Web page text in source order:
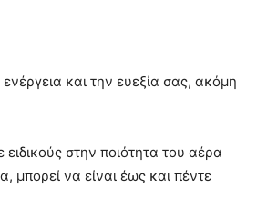
και την ευεξία σας, ακόμη
στην ποιότητα του αέρα
μπορεί να είναι έως και πέντε